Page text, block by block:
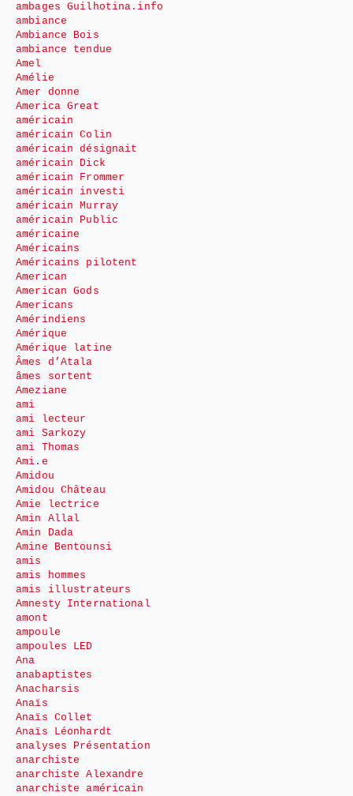
ambages Guilhotina.info
ambiance
Ambiance Bois
ambiance tendue
Amel
Amélie
Amer donne
America Great
américain
américain Colin
américain désignait
américain Dick
américain Frommer
américain investi
américain Murray
américain Public
américaine
Américains
Américains pilotent
American
American Gods
Americans
Amérindiens
Amérique
Amérique latine
Âmes d’Atala
âmes sortent
Ameziane
ami
ami lecteur
ami Sarkozy
ami Thomas
Ami.e
Amidou
Amidou Château
Amie lectrice
Amin Allal
Amin Dada
Amine Bentounsi
amis
amis hommes
amis illustrateurs
Amnesty International
amont
ampoule
ampoules LED
Ana
anabaptistes
Anacharsis
Anaïs
Anaïs Collet
Anaïs Léonhardt
analyses Présentation
anarchiste
anarchiste Alexandre
anarchiste américain